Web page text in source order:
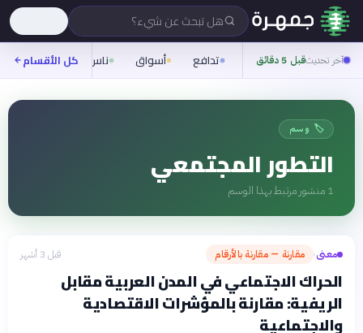
هل تبحث عن شيء؟
آخر تحديثقبل 5 دقائق تدافع أسواق ناس روح
كل الأقسام
🏷️ وسم
التطور المجتمعي
1 منشور مرتبط بهذا الوسم
معنى› مقارنة — مقارنة بالأرقام قبل 3 أشهر
الحراك الاجتماعي في المدن العربية مقابل
الريفية: مقارنة بالمؤشرات الاقتصادية
والاجتماعية